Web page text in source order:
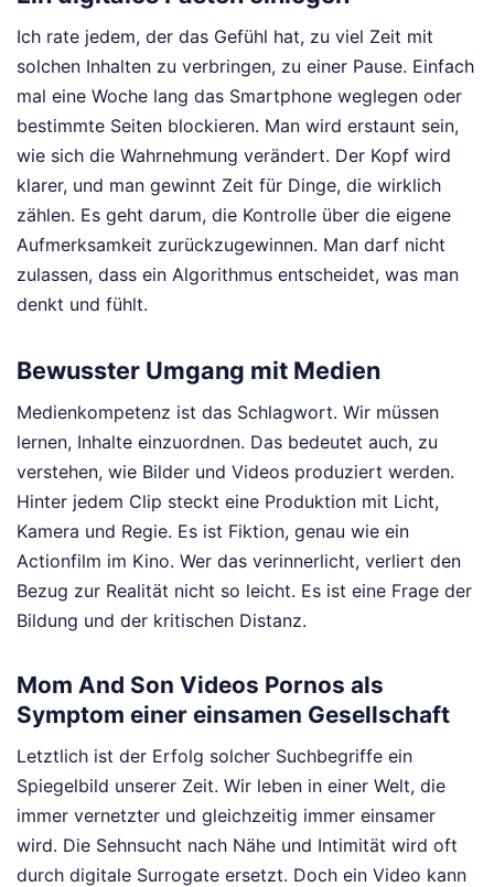
Ich rate jedem, der das Gefühl hat, zu viel Zeit mit
solchen Inhalten zu verbringen, zu einer Pause. Einfach
mal eine Woche lang das Smartphone weglegen oder
bestimmte Seiten blockieren. Man wird erstaunt sein,
wie sich die Wahrnehmung verändert. Der Kopf wird
klarer, und man gewinnt Zeit für Dinge, die wirklich
zählen. Es geht darum, die Kontrolle über die eigene
Aufmerksamkeit zurückzugewinnen. Man darf nicht
zulassen, dass ein Algorithmus entscheidet, was man
denkt und fühlt.
Bewusster Umgang mit Medien
Medienkompetenz ist das Schlagwort. Wir müssen
lernen, Inhalte einzuordnen. Das bedeutet auch, zu
verstehen, wie Bilder und Videos produziert werden.
Hinter jedem Clip steckt eine Produktion mit Licht,
Kamera und Regie. Es ist Fiktion, genau wie ein
Actionfilm im Kino. Wer das verinnerlicht, verliert den
Bezug zur Realität nicht so leicht. Es ist eine Frage der
Bildung und der kritischen Distanz.
Mom And Son Videos Pornos als
Symptom einer einsamen Gesellschaft
Letztlich ist der Erfolg solcher Suchbegriffe ein
Spiegelbild unserer Zeit. Wir leben in einer Welt, die
immer vernetzter und gleichzeitig immer einsamer
wird. Die Sehnsucht nach Nähe und Intimität wird oft
durch digitale Surrogate ersetzt. Doch ein Video kann